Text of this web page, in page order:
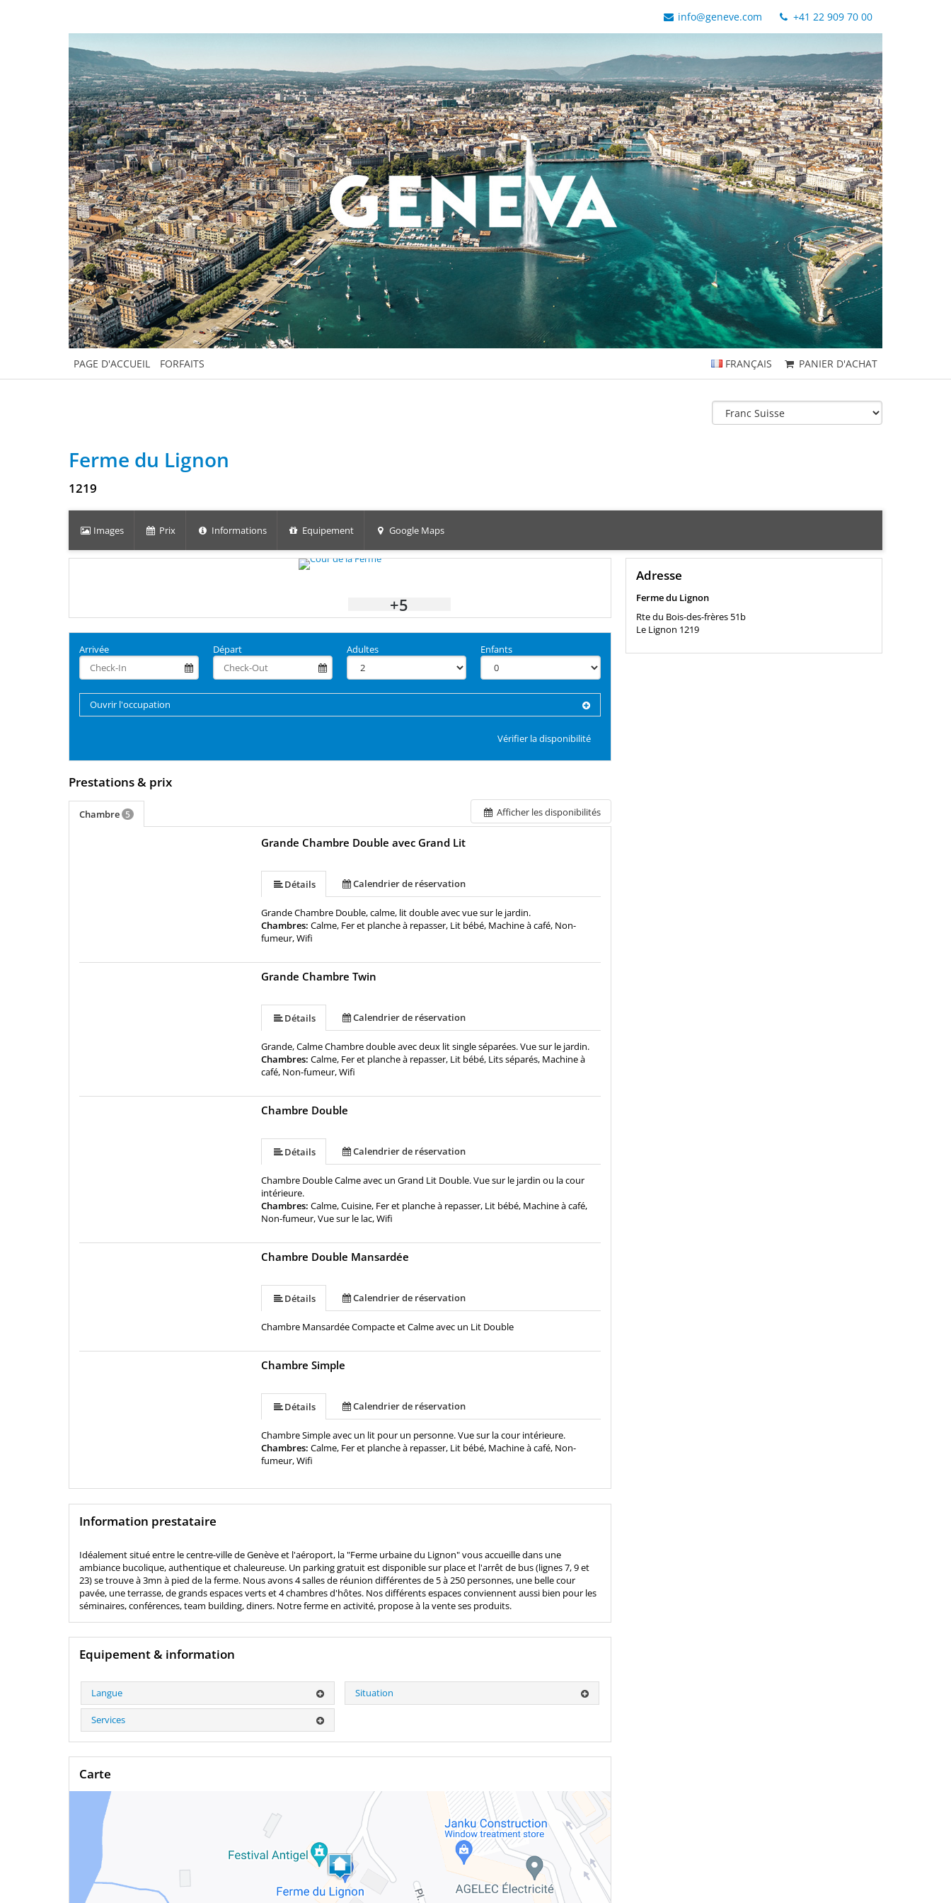
info@geneve.com +41 22 909 70 00
FRANÇAIS PANIER D'ACHAT
PAGE D'ACCUEIL FORFAITS
Ferme du Lignon
1219
Images Prix Informations Equipement Google Maps
+5
Arrivée Départ Adultes Enfants
Ouvrir l'occupation
Vérifier la disponibilité
Afficher les disponibilités
Prestations & prix
Chambre 5
Grande Chambre Double avec Grand Lit
Détails Calendrier de réservation
Grande Chambre Double, calme, lit double avec vue sur le jardin.
Chambres:Calme, Fer et planche à repasser, Lit bébé, Machine à café, Non-
fumeur, Wifi
Grande Chambre Twin
Détails Calendrier de réservation
Grande, Calme Chambre double avec deux lit single séparées. Vue sur le jardin.
Chambres:Calme, Fer et planche à repasser, Lit bébé, Lits séparés, Machine à
café, Non-fumeur, Wifi
Chambre Double
Détails Calendrier de réservation
Chambre Double Calme avec un Grand Lit Double. Vue sur le jardin ou la cour
intérieure.
Chambres:Calme, Cuisine, Fer et planche à repasser, Lit bébé, Machine à café,
Non-fumeur, Vue sur le lac, Wifi
Chambre Double Mansardée
Détails Calendrier de réservation
Chambre Mansardée Compacte et Calme avec un Lit Double
Chambre Simple
Détails Calendrier de réservation
Chambre Simple avec un lit pour un personne. Vue sur la cour intérieure.
Chambres:Calme, Fer et planche à repasser, Lit bébé, Machine à café, Non-
fumeur, Wifi
Information prestataire
Idéalement situé entre le centre-ville de Genève et l'aéroport, la "Ferme urbaine du Lignon" vous accueille dans une
ambiance bucolique, authentique et chaleureuse. Un parking gratuit est disponible sur place et l'arrêt de bus (lignes 7, 9 et
23) se trouve à 3mn à pied de la ferme. Nous avons 4 salles de réunion différentes de 5 à 250 personnes, une belle cour
pavée, une terrasse, de grands espaces verts et 4 chambres d'hôtes. Nos différents espaces conviennent aussi bien pour les
séminaires, conférences, team building, diners. Notre ferme en activité, propose à la vente ses produits.
Equipement & information
Langue Situation
Services
Carte
Adresse
Ferme du Lignon
Rte du Bois-des-frères 51b
Le Lignon 1219